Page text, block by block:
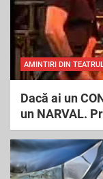
AMINTIRI DIN
Dacă ai un
un NARVAL.